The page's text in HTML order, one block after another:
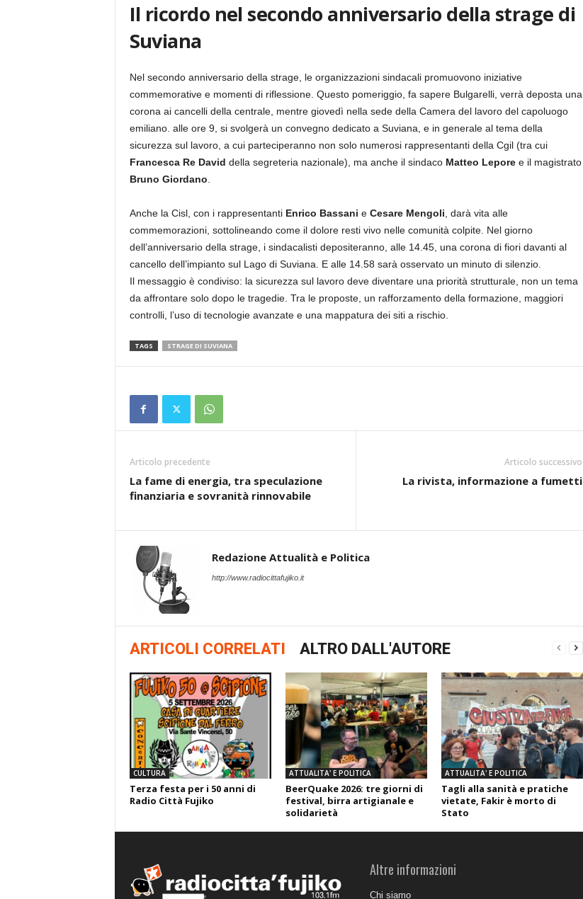
Il ricordo nel secondo anniversario della strage di
Suviana
Nel secondo anniversario della strage, le organizzazioni sindacali promuovono iniziative
commemorative e momenti di riflessione. Questo pomeriggio, fa sapere Bulgarelli, verrà deposta una
corona ai cancelli della centrale, mentre giovedì nella sede della Camera del lavoro del capoluogo
emiliano. alle ore 9, si svolgerà un convegno dedicato a Suviana, e in generale al tema della
sicurezza sul lavoro, a cui parteciperanno non solo numerosi rappresentanti della Cgil (tra cui
Francesca Re David della segreteria nazionale), ma anche il sindacoMatteo Leporee il magistrato
Bruno Giordano
Anche la Cisl, con i rappresentantiEnrico Bassani e Cesare Mengoli , darà vita alle
commemorazioni, sottolineando come il dolore resti vivo nelle comunità colpite. Nel giorno
dell’anniversario della strage, i sindacalisti depositeranno, alle 14.45, una corona di fiori davanti al
cancello dell’impianto sul Lago di Suviana. E alle 14.58 sarà osservato un minuto di silenzio.
Il messaggio è condiviso: la sicurezza sul lavoro deve diventare una priorità strutturale, non un tema
da affrontare solo dopo le tragedie. Tra le proposte, un rafforzamento della formazione, maggiori
controlli, l’uso di tecnologie avanzate e una mappatura dei siti a rischio.
TAGS STRAGE DI SUVIANA
Articolo precedente
La fame di energia, tra speculazione
finanziaria e sovranità rinnovabile
Articolo successivo
La rivista, informazione a fumetti
Redazione Attualità e Politica
http://www.radiocittafujiko.it
ARTICOLI CORRELATI ALTRO DALL'AUTORE
CULTURA
Terza festa per i 50 anni di
Radio Città Fujiko
ATTUALITA' E POLITICA
BeerQuake 2026: tre giorni di
festival, birra artigianale e
solidarietà
ATTUALITA' E POLITICA
Tagli alla sanità e pratiche
vietate, Fakir è morto di
Stato
Altre informazioni
Chi siamo